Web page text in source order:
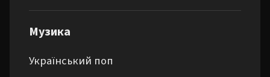
Музика
Український поп